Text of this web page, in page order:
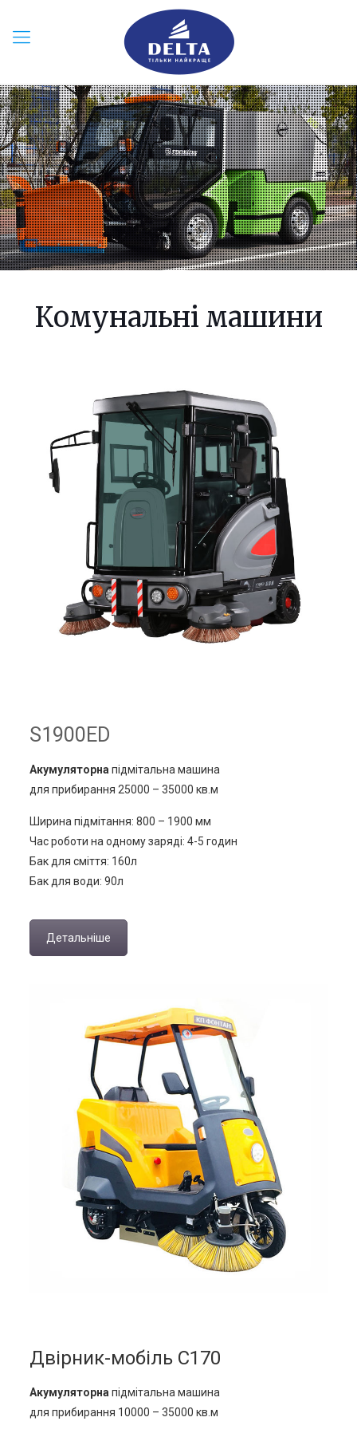
Комунальні машини
S1900ED
Акумуляторна підмітальна машина
для прибирання 25000 – 35000 кв.м
Ширина підмітання: 800 – 1900 мм
Час роботи на одному заряді: 4-5 годин
Бак для сміття: 160л
Бак для води: 90л
Детальніше
Двірник-мобіль С170
Акумуляторна підмітальна машина
для прибирання 10000 – 35000 кв.м